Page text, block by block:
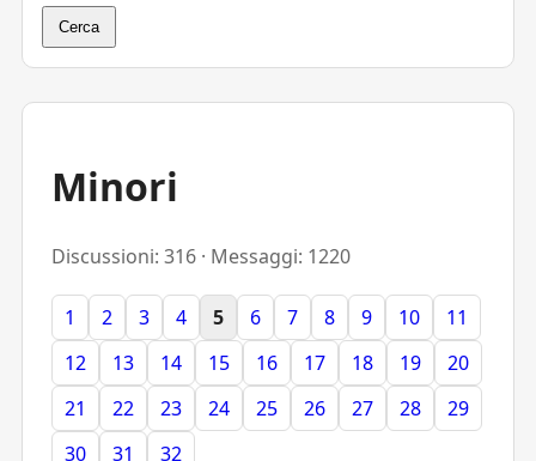
Minori
Discussioni: 316 · Messaggi: 1220
1 2 3 4 5 6 7 8 9 10
11
12
13 14 15 16 17 18 19
20
21
22 23 24 25 26 27 28
29
30
31 32
Cerca